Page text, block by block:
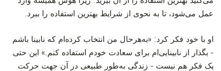
عمل می‌شود، تا به نحوی از شرایط بهترین استفاده را ببرد.
‫او با خود فکر کرد: «به‌هرحال من انتخاب کرده‌ام که نابینا باشم
- بگذار از نابینایی‌ام برای سعادت خودم استفاده کنم.» این حتی
یک فکر هم نیست - زندگی به‌طور طبیعی در آن جهت حرکت